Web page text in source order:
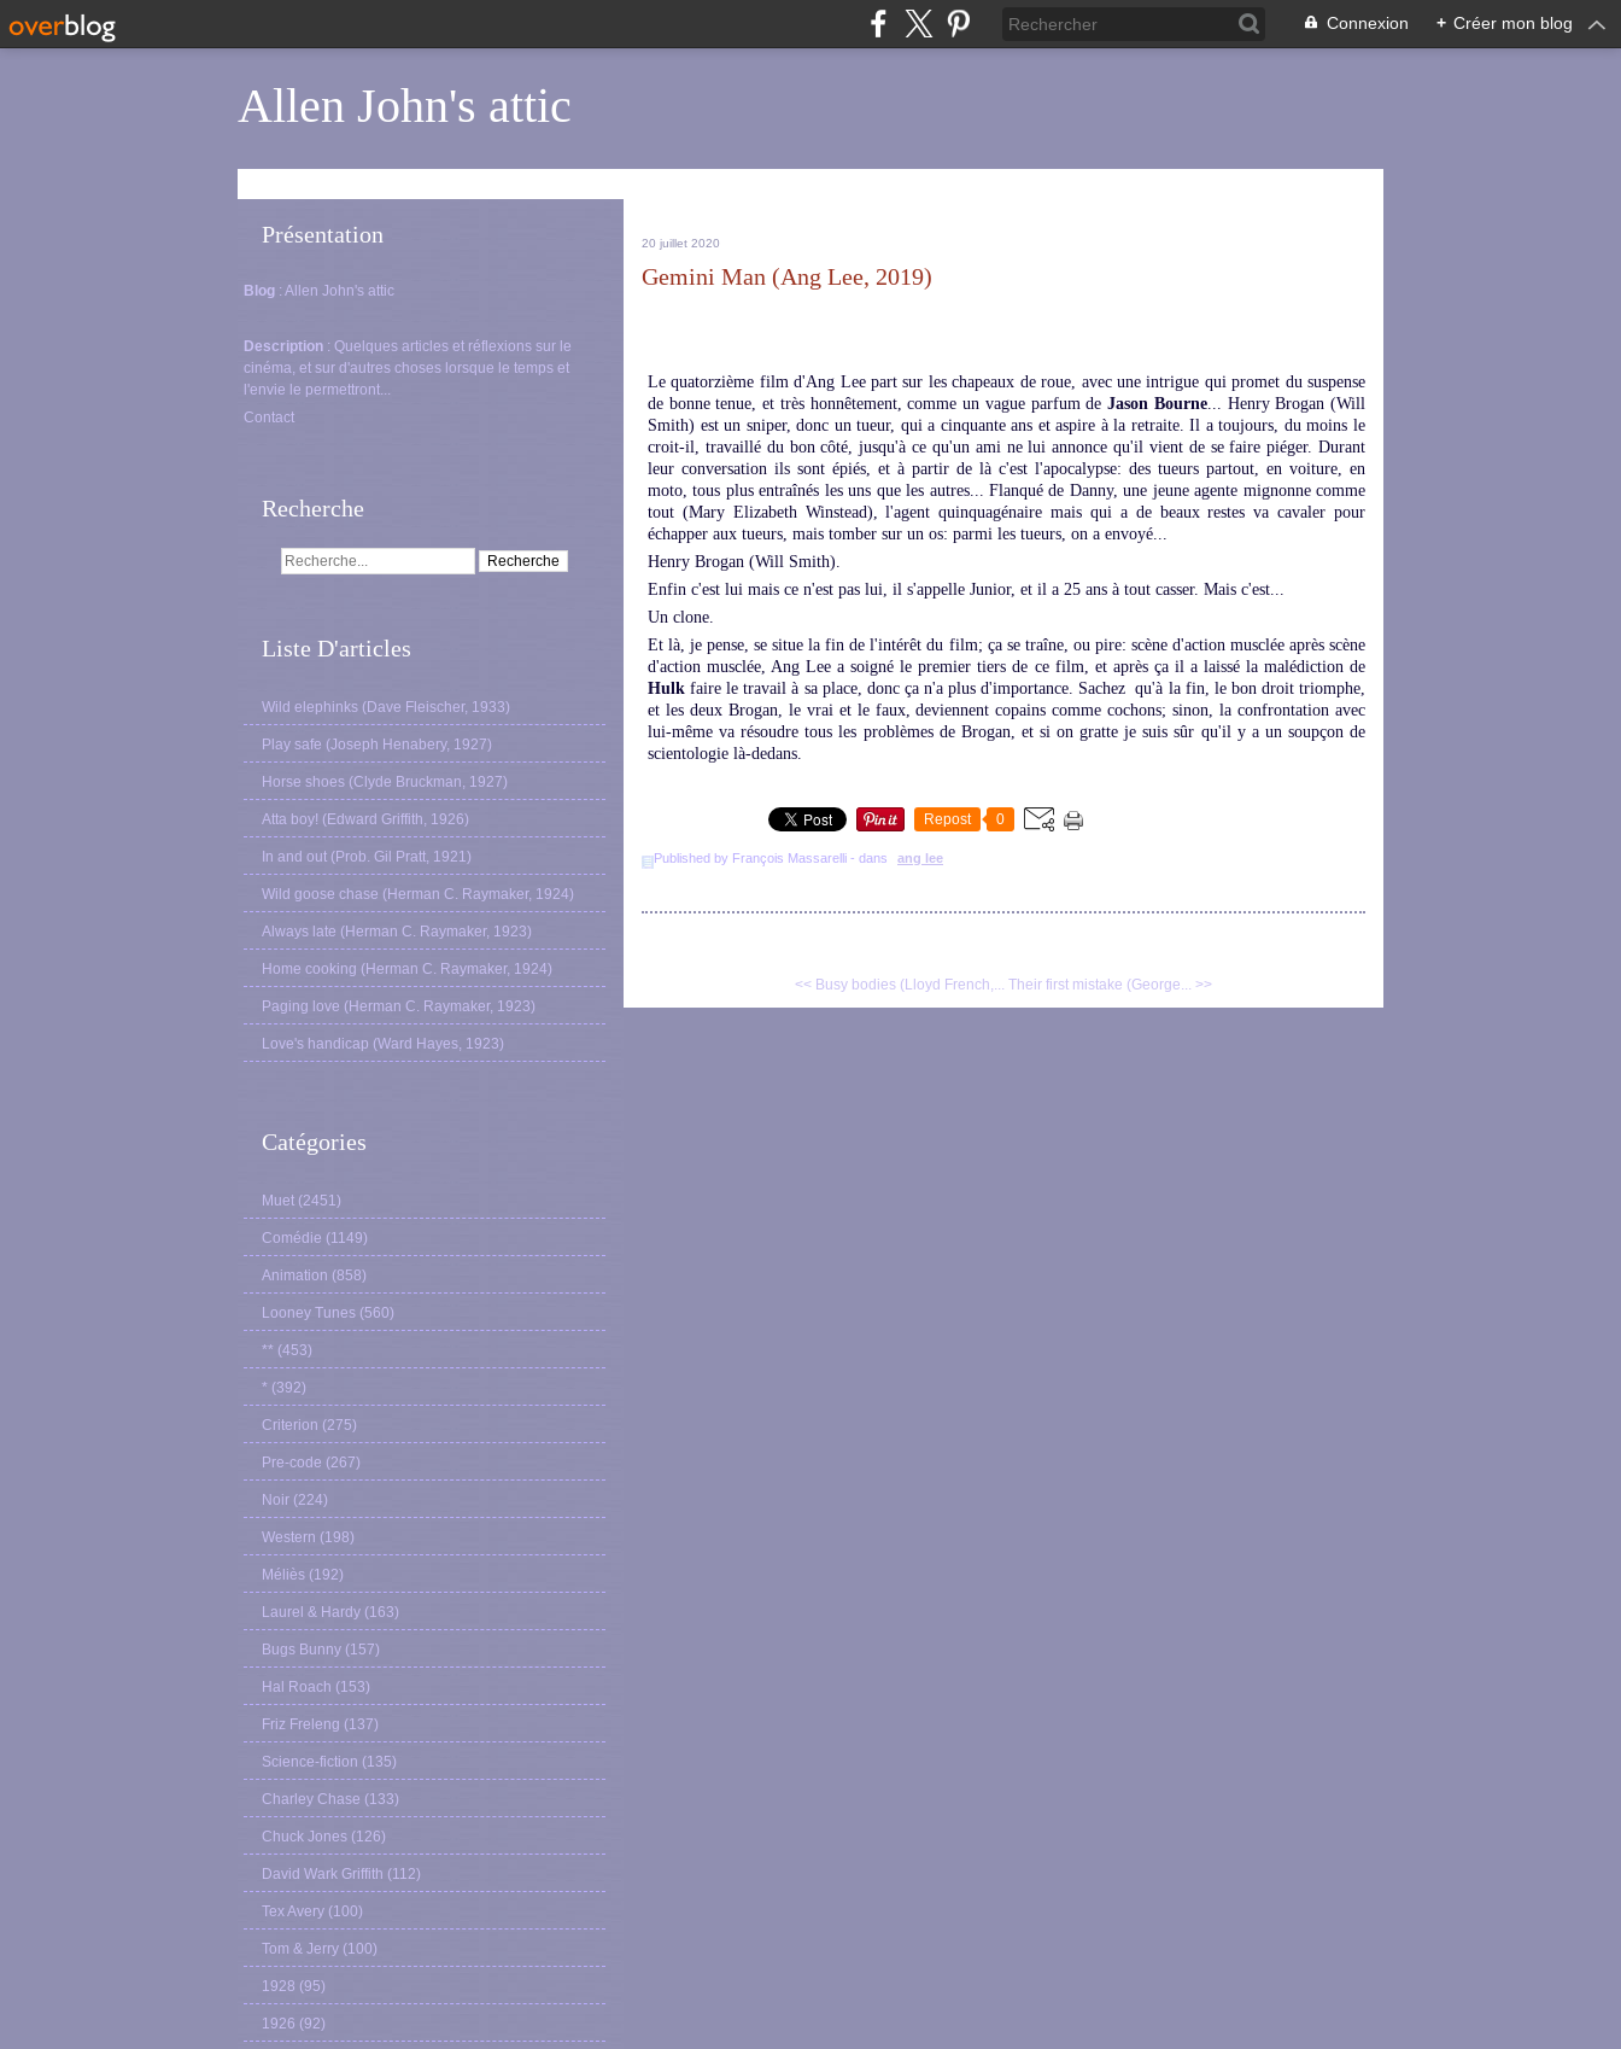
Connexion + Créer mon blog
Allen John's attic
Présentation
Blog : Allen John's attic
Description : Quelques articles et réflexions sur le
cinéma, et sur d'autres choses lorsque le temps et
l'envie le permettront...
Contact
Recherche
Liste D'articles
Wild elephinks (Dave Fleischer, 1933)
Play safe (Joseph Henabery, 1927)
Horse shoes (Clyde Bruckman, 1927)
Atta boy! (Edward Griffith, 1926)
In and out (Prob. Gil Pratt, 1921)
Wild goose chase (Herman C. Raymaker, 1924)
Always late (Herman C. Raymaker, 1923)
Home cooking (Herman C. Raymaker, 1924)
Paging love (Herman C. Raymaker, 1923)
Love's handicap (Ward Hayes, 1923)
Catégories
Muet (2451)
Comédie (1149)
Animation (858)
Looney Tunes (560)
** (453)
* (392)
Criterion (275)
Pre-code (267)
Noir (224)
Western (198)
Méliès (192)
Laurel & Hardy (163)
Bugs Bunny (157)
Hal Roach (153)
Friz Freleng (137)
Science-fiction (135)
Charley Chase (133)
Chuck Jones (126)
David Wark Griffith (112)
Tex Avery (100)
Tom & Jerry (100)
1928 (95)
1926 (92)
20 juillet 2020
Gemini Man (Ang Lee, 2019)
Le quatorzième film d'Ang Lee part sur les chapeaux de roue, avec une intrigue qui promet du suspense
de bonne tenue, et très honnêtement, comme un vague parfum deJason Bourne... Henry Brogan (Will
Smith) est un sniper, donc un tueur, qui a cinquante ans et aspire à la retraite. Il a toujours, du moins le
croit-il, travaillé du bon côté, jusqu'à ce qu'un ami ne lui annonce qu'il vient de se faire piéger. Durant
leur conversation ils sont épiés, et à partir de là c'est l'apocalypse: des tueurs partout, en voiture, en
moto, tous plus entraînés les uns que les autres... Flanqué de Danny, une jeune agente mignonne comme
tout (Mary Elizabeth Winstead), l'agent quinquagénaire mais qui a de beaux restes va cavaler pour
échapper aux tueurs, mais tomber sur un os: parmi les tueurs, on a envoyé...
Henry Brogan (Will Smith).
Enfin c'est lui mais ce n'est pas lui, il s'appelle Junior, et il a 25 ans à tout casser. Mais c'est...
Un clone.
Et là, je pense, se situe la fin de l'intérêt du film; ça se traîne, ou pire: scène d'action musclée après scène
d'action musclée, Ang Lee a soigné le premier tiers de ce film, et après ça il a laissé la malédiction de
Hulkfaire le travail à sa place, donc ça n'a plus d'importance. Sachez qu'à la fin, le bon droit triomphe,
et les deux Brogan, le vrai et le faux, deviennent copains comme cochons; sinon, la confrontation avec
lui-même va résoudre tous les problèmes de Brogan, et si on gratte je suis sûr qu'il y a un soupçon de
scientologie là-dedans.
Repost 0
Published by François Massarelli - dans ang lee
<< Busy bodies (Lloyd French,... Their first mistake (George... >>